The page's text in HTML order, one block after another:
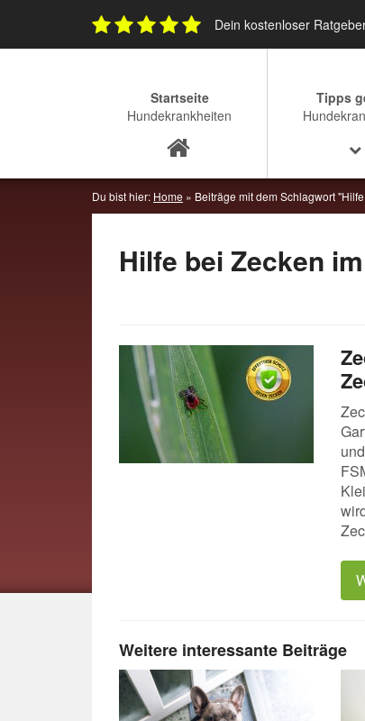
content
Dein kostenloser
Startseite
Hundekrankheiten
Tipps
Du bist hier: Home » Beiträge mit dem Schlagwort
Hilfe bei Zecken
Weitere interessante Beiträge